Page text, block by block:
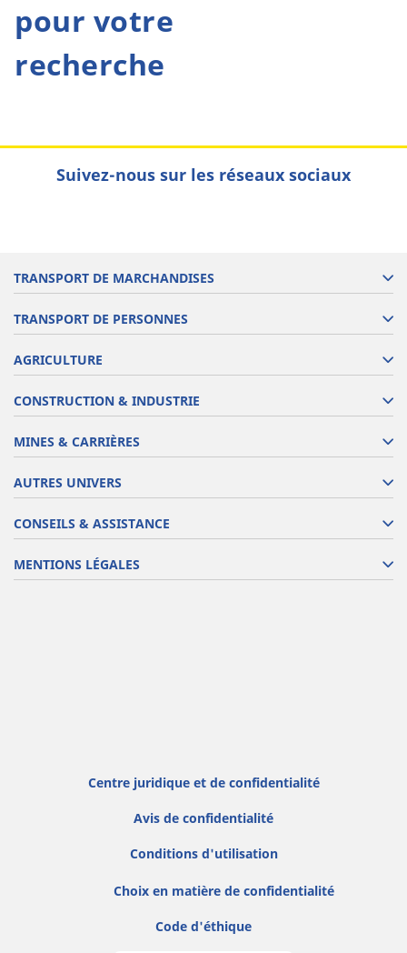
pour votre
recherche
Suivez-nous sur les réseaux sociaux
TRANSPORT DE MARCHANDISES
TRANSPORT DE PERSONNES
AGRICULTURE
CONSTRUCTION & INDUSTRIE
MINES & CARRIÈRES
AUTRES UNIVERS
CONSEILS & ASSISTANCE
MENTIONS LÉGALES
Centre juridique et de confidentialité
Avis de confidentialité
Conditions d'utilisation
Choix en matière de confidentialité
Code d'éthique